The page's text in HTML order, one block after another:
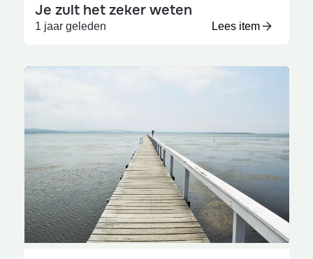
Je zult het zeker weten
1 jaar geleden Lees item